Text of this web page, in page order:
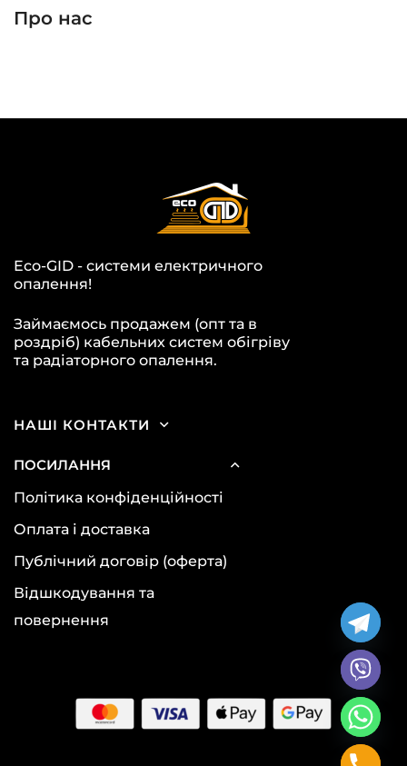
Про нас
Eco-GID - системи електричного
опалення!
Займаємось продажем (опт та в
роздріб) кабельних систем обігріву
та радіаторного опалення.
НАШІ КОНТАКТИ
ПОСИЛАННЯ
Політика конфіденційності
Оплата і доставка
Публічний договір (оферта)
Відшкодування та
повернення